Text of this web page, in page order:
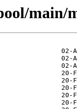
main/